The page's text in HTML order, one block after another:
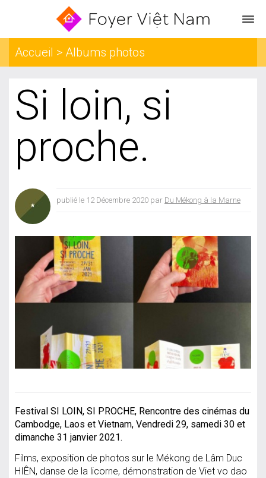
Accueil > Albums photos
Si loin, si
proche.
publié le 12 Décembre 2020 par Du Mékong à la Marne
Festival SI LOIN, SI PROCHE, Rencontre des cinémas du
Cambodge, Laos et Vietnam, Vendredi 29, samedi 30 et
dimanche 31 janvier 2021.
Films, exposition de photos sur le Mékong de Lâm Duc
HIÊN, danse de la licorne, démonstration de Viet vo dao